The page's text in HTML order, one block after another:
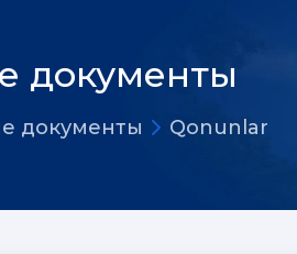
документы
документы Qonunlar